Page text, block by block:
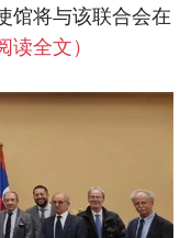
馆将与该联合会在
读全文）